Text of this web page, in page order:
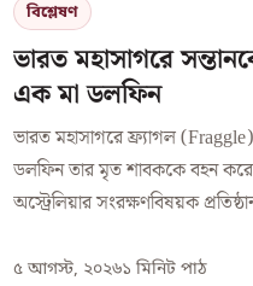
বিশ্লেষণ
ভারত মহাসাগরে
এক মা ডলফিন
ভারত মহাসাগরে ফ্র্যাগল
ডলফিন তার মৃত শাবককে বহন
অস্ট্রেলিয়ার সংরক্ষণবিষয়ক
৫ আগস্ট, ২০২৬১ মিনিট পাঠ